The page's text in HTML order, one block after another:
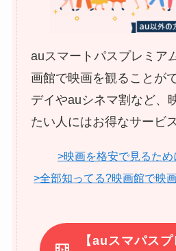
auスマートパスプレミア
画館で映画を観ることが
デイやauシネマ割など、
たい人にはお得なサービ
>映画を格安で見るた
>全部知ってる?映画館で映
【auスマパスプ